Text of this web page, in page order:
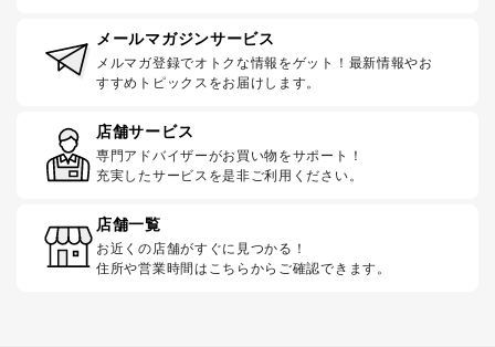
メールマガジンサービス
メルマガ登録でオトクな情報をゲット！最新情報やお
すすめトピックスをお届けします。
店舗サービス
専門アドバイザーがお買い物をサポート！
充実したサービスを是非ご利用ください。
店舗一覧
お近くの店舗がすぐに見つかる！
住所や営業時間はこちらからご確認できます。